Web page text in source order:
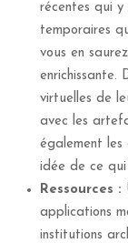
récentes qui y
temporaires
vous en
enrichissante.
virtuelles de
avec les
également les
idée de ce
Ressources :
applications
institutions